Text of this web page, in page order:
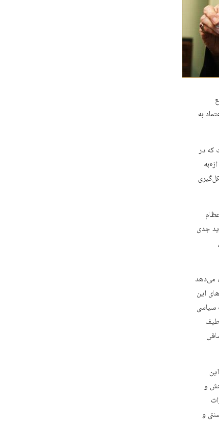
به
که در
جدی
می‌دهد
این
سیاسی
طیف
و
و